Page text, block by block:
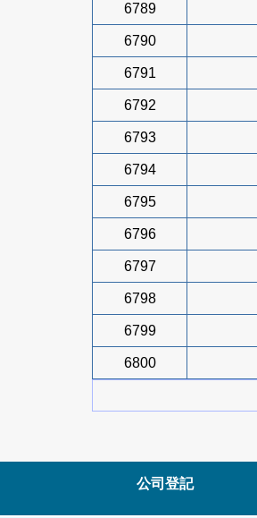
6789
6790
6791
6792
6793
6794
6795
6796
6797
6798
6799
6800
公司登記